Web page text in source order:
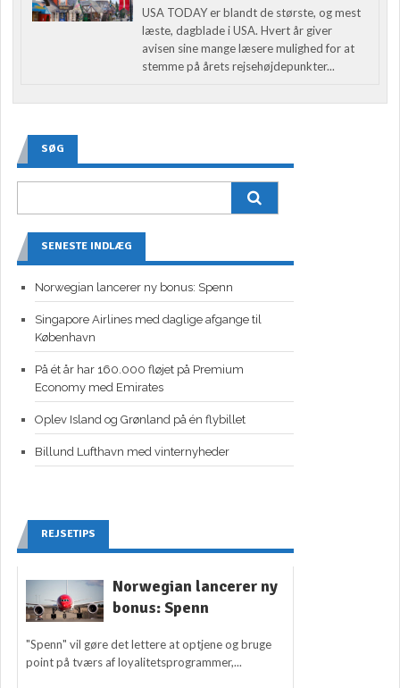
USA TODAY er blandt de største, og mest
læste, dagblade i USA. Hvert år giver
avisen sine mange læsere mulighed for at
stemme på årets rejsehøjdepunkter...
SØG
SENESTE INDLÆG
Norwegian lancerer ny bonus: Spenn
Singapore Airlines med daglige afgange til
København
På ét år har 160.000 fløjet på Premium
Economy med Emirates
Oplev Island og Grønland på én flybillet
Billund Lufthavn med vinternyheder
REJSETIPS
Norwegian lancerer ny
bonus: Spenn
"Spenn" vil gøre det lettere at optjene og bruge
point på tværs af loyalitetsprogrammer,...